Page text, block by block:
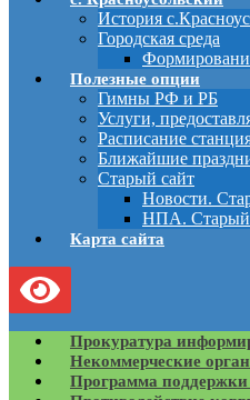
История
Городская среда
Полезные опции
Гимны РФ и РБ
Услуги,
Расписание
Ближайшие
Старый сайт
Новости.
НПА. Старый
Карта сайта
Прокуратура
Некоммерческие
Программа